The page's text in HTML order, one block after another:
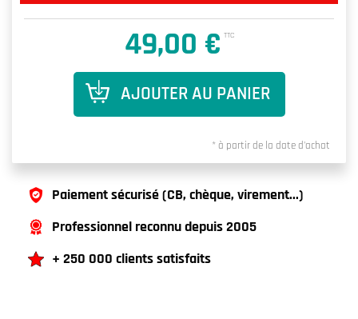
49,00 € TTC
AJOUTER AU PANIER
* à partir de la date d'achat
Paiement sécurisé (CB, chèque, virement...)
Professionnel reconnu depuis 2005
+ 250 000 clients satisfaits